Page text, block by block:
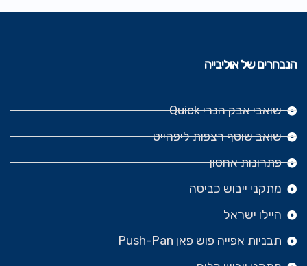
הנבחרים של אוליבייה
שואבי אבק הנרי Quick
שואב שוטף רצפות ליפהייט
פתרונות אחסון
מתקני ייבוש כביסה
היילו ישראל
תבניות אפייה פוש פאן Push-Pan